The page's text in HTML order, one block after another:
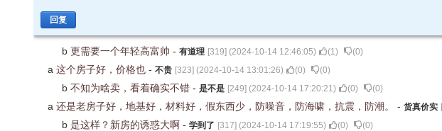
回复
b 更需要一个年轻高富帅 - 有道理 [319] (2024-10-14 12:46:05) (1) (0)
a 这个房子好，价格也 - 不贵 [323] (2024-10-14 13:01:26) (0) (0)
b 不知为啥卖，看着确实不错 - 是不是 [249] (2024-10-14 17:20:21) (0) (0)
a 还是老房子好，地基好，材料好，假东西少，防噪音，防海啸，抗震，防潮。 - 货真价实
b 是这样？新房的诱惑大啊 - 学到了 [317] (2024-10-14 17:19:55) (0) (0)